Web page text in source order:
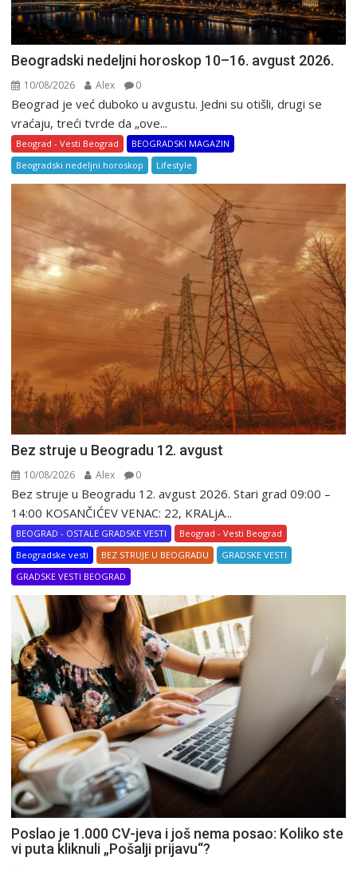
Beogradski nedeljni horoskop 10–16. avgust 2026.
10/08/2026 Alex 0
Beograd je već duboko u avgustu. Jedni su otišli, drugi se
vraćaju, treći tvrde da „ove...
Beograd - Vesti Beograd
BEOGRADSKI MAGAZIN
Beogradski nedeljni horoskop
Lifestyle
Bez struje u Beogradu 12. avgust
10/08/2026 Alex 0
Bez struje u Beogradu 12. avgust 2026. Stari grad 09:00 –
14:00 KOSANČIĆEV VENAC: 22, KRALjA...
BEOGRAD - OSTALE GRADSKE VESTI
Beograd - Vesti Beograd
Beogradske vesti
BEZ STRUJE U BEOGRADU
GRADSKE VESTI
GRADSKE VESTI BEOGRAD
Poslao je 1.000 CV-jeva i još nema posao: Koliko ste
vi puta kliknuli „Pošalji prijavu“?